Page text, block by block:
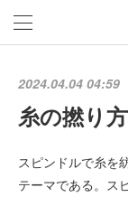
2024.04.04 04:59
糸の撚り
スピンドルで糸を
テーマである。ス